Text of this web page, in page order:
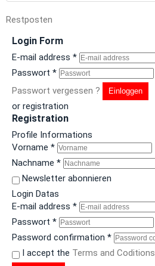
Restposten
Login Form
E-mail address *
Passwort *
Passwort vergessen ?
Einloggen
or registration
Registration
Profile Informations
Vorname *
Nachname *
Newsletter abonnieren
Login Datas
E-mail address *
Passwort *
Password confirmation *
I accept the Terms and Coditions